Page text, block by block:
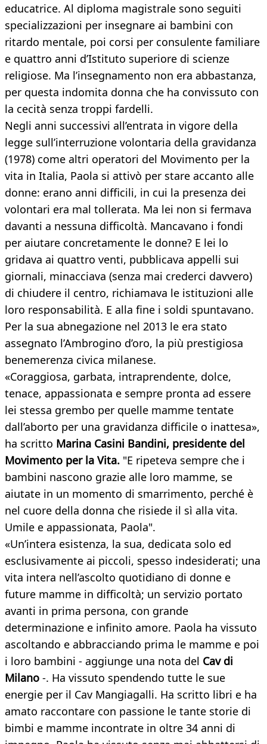
educatrice. Al diploma magistrale sono seguiti
specializzazioni per insegnare ai bambini con
ritardo mentale, poi corsi per consulente familiare
e quattro anni d’Istituto superiore di scienze
religiose. Ma l’insegnamento non era abbastanza,
per questa indomita donna che ha convissuto con
la cecità senza troppi fardelli.
Negli anni successivi all’entrata in vigore della
legge sull’interruzione volontaria della gravidanza
(1978) come altri operatori del Movimento per la
vita in Italia, Paola si attivò per stare accanto alle
donne: erano anni difficili, in cui la presenza dei
volontari era mal tollerata. Ma lei non si fermava
davanti a nessuna difficoltà. Mancavano i fondi
per aiutare concretamente le donne? E lei lo
gridava ai quattro venti, pubblicava appelli sui
giornali, minacciava (senza mai crederci davvero)
di chiudere il centro, richiamava le istituzioni alle
loro responsabilità. E alla fine i soldi spuntavano.
Per la sua abnegazione nel 2013 le era stato
assegnato l’Ambrogino d’oro, la più prestigiosa
benemerenza civica milanese.
«Coraggiosa, garbata, intraprendente, dolce,
tenace, appassionata e sempre pronta ad essere
lei stessa grembo per quelle mamme tentate
dall’aborto per una gravidanza difficile o inattesa»,
ha scritto Marina Casini Bandini, presidente del
Movimento per la Vita. "E ripeteva sempre che i
bambini nascono grazie alle loro mamme, se
aiutate in un momento di smarrimento, perché è
nel cuore della donna che risiede il sì alla vita.
Umile e appassionata, Paola".
«Un’intera esistenza, la sua, dedicata solo ed
esclusivamente ai piccoli, spesso indesiderati; una
vita intera nell’ascolto quotidiano di donne e
future mamme in difficoltà; un servizio portato
avanti in prima persona, con grande
determinazione e infinito amore. Paola ha vissuto
ascoltando e abbracciando prima le mamme e poi
i loro bambini - aggiunge una nota del Cav di
Milano -. Ha vissuto spendendo tutte le sue
energie per il Cav Mangiagalli. Ha scritto libri e ha
amato raccontare con passione le tante storie di
bimbi e mamme incontrate in oltre 34 anni di